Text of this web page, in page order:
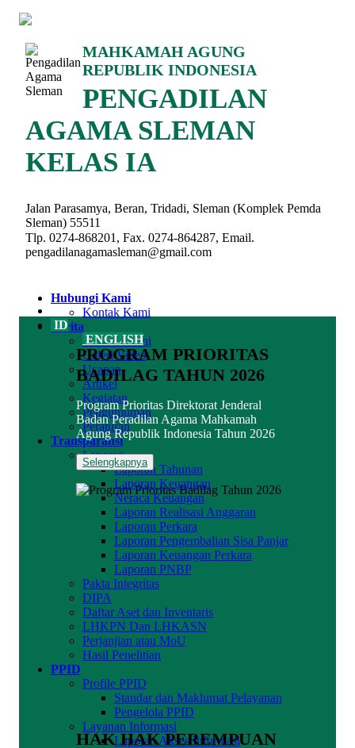
MAHKAMAH AGUNG
REPUBLIK INDONESIA
PENGADILAN
AGAMA SLEMAN
KELAS IA
Jalan Parasamya, Beran, Tridadi, Sleman (Komplek Pemda
Sleman) 55511
Tlp. 0274-868201, Fax. 0274-864287, Email.
pengadilanagamasleman@gmail.com
Hubungi Kami
Kontak Kami
Berita
Berita Terkini
Galeri Video
Ucapan
Artikel
Kegiatan
Pengumuman
Peraturan
Transparansi
Laporan
Laporan Tahunan
Laporan Keuangan
Neraca Keuangan
Laporan Realisasi Anggaran
Laporan Perkara
Laporan Pengembalian Sisa Panjar
Laporan Keuangan Perkara
Laporan PNBP
Pakta Integritas
DIPA
Daftar Aset dan Inventaris
LHKPN Dan LHKASN
Perjanjian atau MoU
Hasil Penelitian
PPID
Profile PPID
Standar dan Maklumat Pelayanan
Pengelola PPID
Layanan Informasi
Laporan Akses Informasi
ID
ENGLISH
PROGRAM PRIORITAS
BADILAG TAHUN 2026
Program Prioritas Direktorat Jenderal
Badan Peradilan Agama Mahkamah
Agung Republik Indonesia Tahun 2026
Selengkapnya
HAK HAK PEREMPUAN